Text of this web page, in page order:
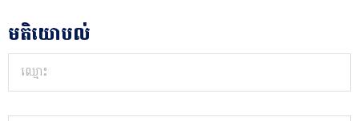
មតិយោបល់